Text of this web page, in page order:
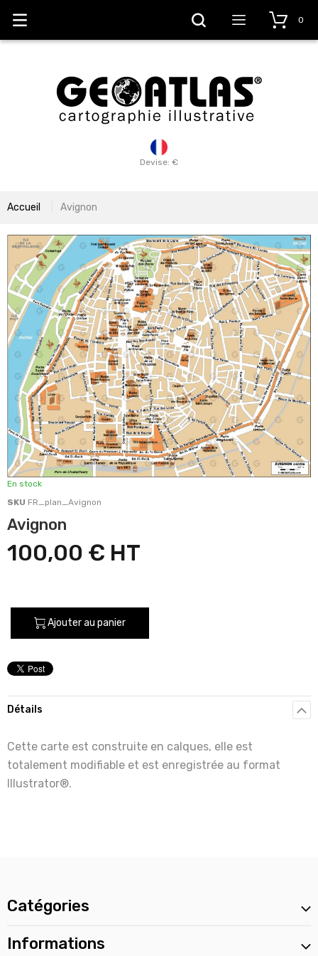
Devise: €
0
Accueil Avignon
En stock
SKU FR_plan_Avignon
Avignon
100,00 €
Ajouter au panier
Détails
Cette carte est construite en calques, elle est
totalement modifiable et est enregistrée au format
Illustrator®.
Catégories
Informations